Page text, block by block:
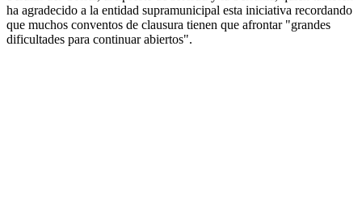
ha agradecido a la entidad supramunicipal esta iniciativa recordando
que muchos conventos de clausura tienen que afrontar "grandes
dificultades para continuar abiertos".